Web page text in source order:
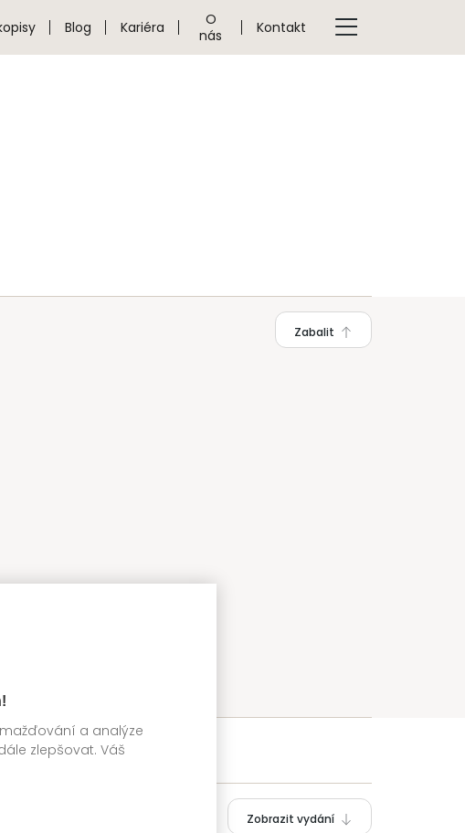
a analýze
zlepšovat. Váš
Blog Kariéra
O
nás
Kontakt
Zabalit
Zobrazit vydání